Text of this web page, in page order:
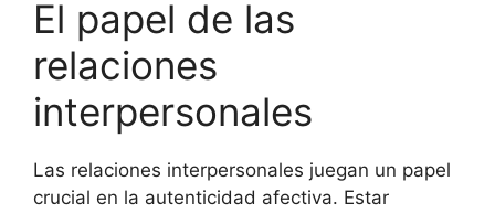
El papel de las
relaciones
interpersonales
Las relaciones interpersonales juegan un papel
crucial en la autenticidad afectiva. Estar